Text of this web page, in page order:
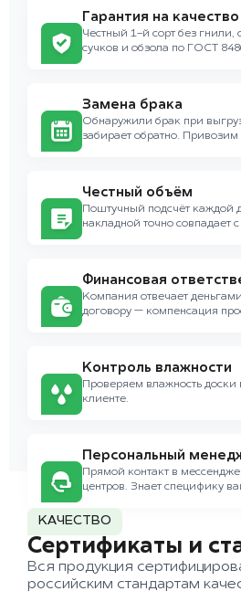
Гарантия на качество
Честный 1-й сорт без гнили,
сучков и обзола по ГОСТ
Замена брака
Обнаружили брак при
забирает обратно.
Честный объём
Поштучный подсчёт каждой
накладной точно совпадает
Финансовая
Компания отвечает
договору — компенсация
Контроль влажности
Проверяем влажность
клиенте.
Персональный
Прямой контакт в
центров. Знает специфику
КАЧЕСТВО
Сертификаты и
Вся продукция
российским стандартам